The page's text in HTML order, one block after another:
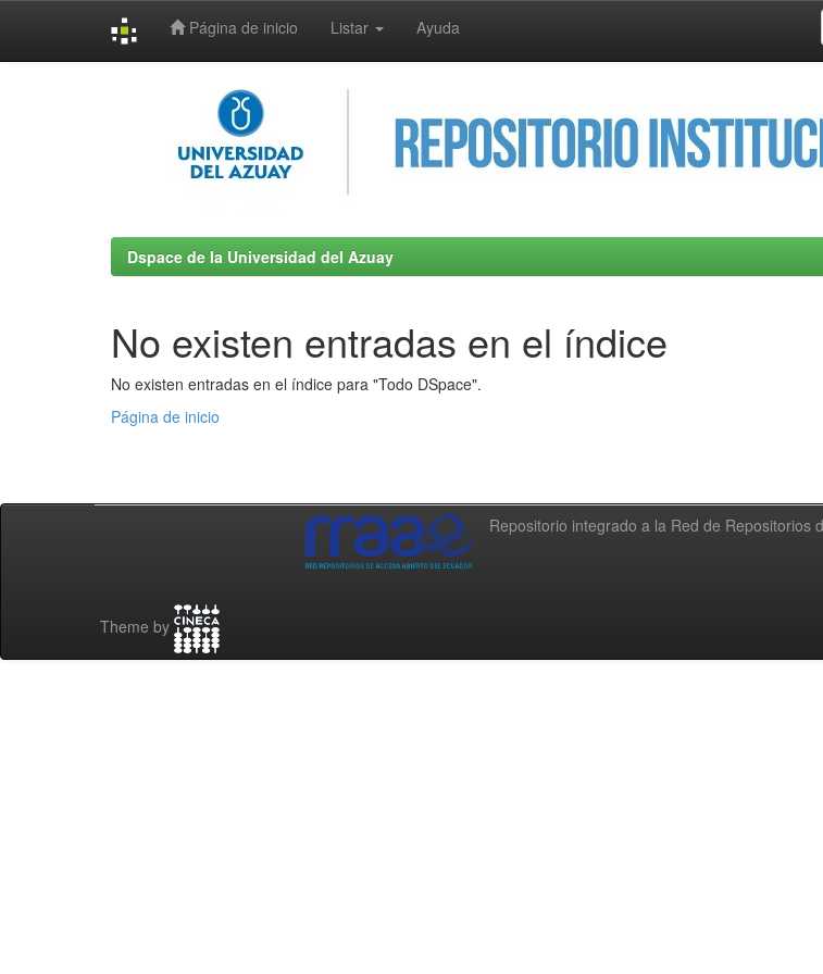
Página de inicio Listar Ayuda
Dspace de la Universidad del Azuay
No existen entradas en el índice
No existen entradas en el índice para "Todo DSpace".
Página de inicio
Repositorio integrado a la Red de Repositorios
Theme by